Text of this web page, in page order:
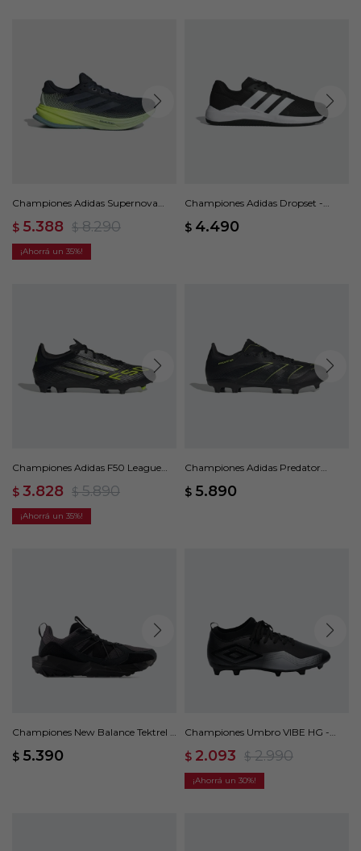
Championes Adidas Supernova
$ 5.388 $ 8.290
35
Championes Adidas Dropset -
$ 4.490
Championes Adidas F50 League
$ 3.828 $ 5.890
35
Championes Adidas Predator
$ 5.890
Championes New Balance Tektrel -
$ 5.390
Championes Umbro VIBE HG -
$ 2.093 $ 2.990
30